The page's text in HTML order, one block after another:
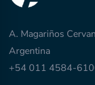
A. Magariños
Argentina
+54 011 4584-